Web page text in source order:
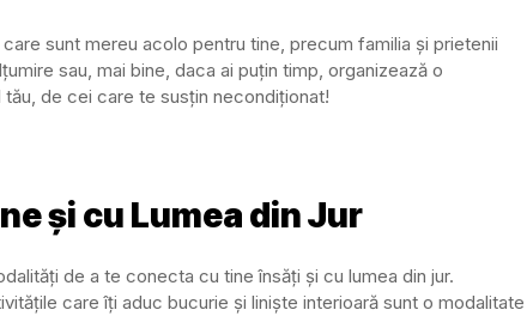
sunt mereu acolo pentru tine, precum familia și prietenii
sau, mai bine, daca ai puțin timp, organizează o
de cei care te susțin necondiționat!
și cu Lumea din Jur
de a te conecta cu tine însăți și cu lumea din jur.
care îți aduc bucurie și liniște interioară sunt o modalitate